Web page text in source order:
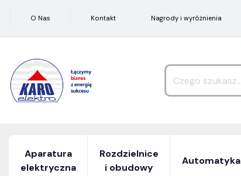
O Nas Kontakt Nagrody i wyróżnienia
Aparatura
elektryczna
Rozdzielnice
i obudowy
Automatyka